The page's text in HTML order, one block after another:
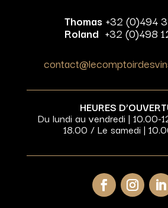
Thomas +32 (0)494
Roland +32 (0)498
HEURES
Du lundi au vendredi | 10.00-
18.00 / Le samedi |